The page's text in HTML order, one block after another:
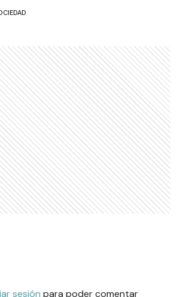
sesión para poder comentar